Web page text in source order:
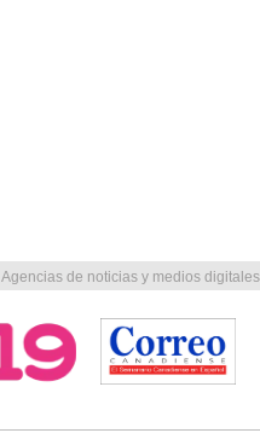
Agencias de noticias y medios digitales